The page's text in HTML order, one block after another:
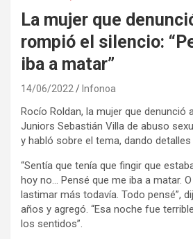
La mujer que
rompió el silencio:
iba a matar”
14/06/2022 Infonoa
Rocío Roldan, la mujer que denunció
Juniors Sebastián Villa de abuso
y habló sobre el tema, dando
“Sentía que tenía que fingir que
hoy no… Pensé que me iba a matar.
lastimar más todavía. Todo pensé”,
años y agregó. “Esa noche fue
los sentidos”.